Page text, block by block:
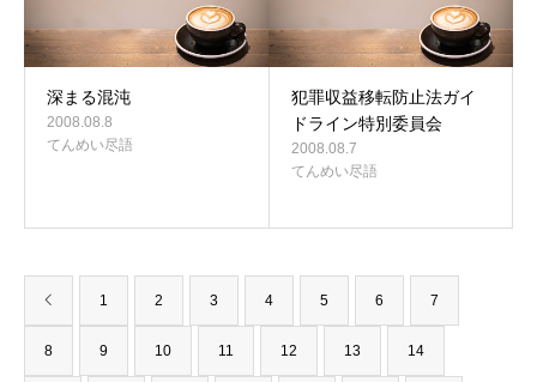
深まる混沌
2008.08.8
てんめい尽語
犯罪収益移転防止法ガイ
ドライン特別委員会
2008.08.7
てんめい尽語
1 2 3 4 5 6 7
8 9 10 11 12 13 14